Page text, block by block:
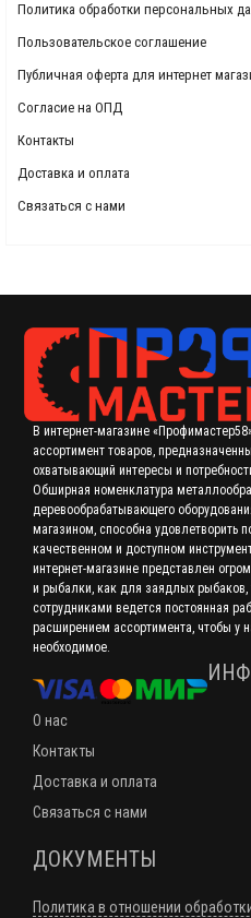
Политика обработки персональных
Пользовательское соглашение
Публичная оферта для интернет
Согласие на ОПД
Контакты
Доставка и оплата
Связаться с нами
В интернет-магазине
ассортимент товаров,
охватывающий интересы и
Обширная номенклатура
деревообрабатывающего
магазином, способна удовлетворить
качественном и доступном
интернет-магазине представлен
и рыбалки, как для заядлых
сотрудниками ведется постоянная
расширением ассортимента, чтобы у
необходимое.
О нас
Контакты
Доставка и оплата
Связаться с нами
ДОКУМЕНТЫ
Политика в отношении